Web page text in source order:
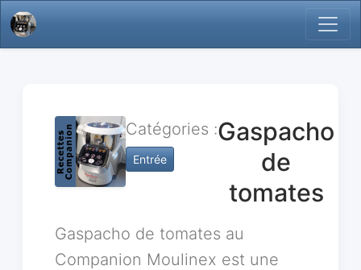
Catégories :
Entrée
Gaspacho
de
tomates
Gaspacho de tomates au
Companion Moulinex est une